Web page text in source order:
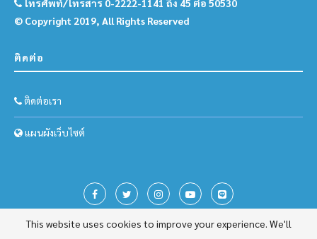
โทรศัพท์/โทรสาร 0-2222-1141 ถึง 45 ต่อ 50530
© Copyright 2019, All Rights Reserved
ติดต่อ
ติดต่อเรา
แผนผังเว็บไซต์
This website uses cookies to improve your experience. We'll